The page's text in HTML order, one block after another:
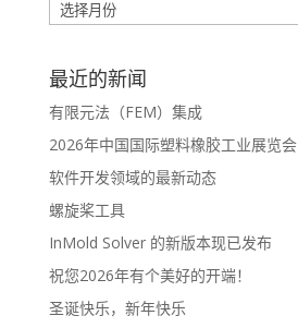
最近的新闻
有限元法（FEM）集成
2026年中国国际塑料橡胶工业展览会
软件开发领域的最新动态
螺旋桨工具
InMold Solver 的新版本现已发布
祝您2026年有个美好的开端！
圣诞快乐，新年快乐